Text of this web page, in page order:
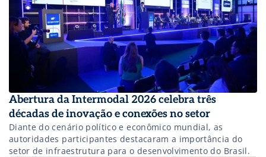
Abertura da Intermodal 2026 celebra três
décadas de inovação e conexões no setor
Diante do cenário político e econômico mundial, as
autoridades participantes destacaram a importância do
setor de infraestrutura para o desenvolvimento do Brasil.